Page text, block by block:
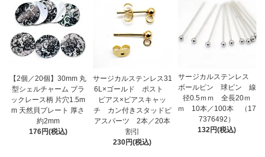
【2個／20個】30mm 丸
型シェルチャーム ブラ
ックレース柄 片穴1.5m
m 天然貝プレート 厚さ
約2mm
176円(税込)
サージカルステンレス31
6L×ゴールド ポスト
ピアス×ピアスキャッ
チ カン付きスタッドピ
アスパーツ 2本／20本
割引
230円(税込)
サージカルステンレス
ボールピン 球ピン 線
径0.5ｍｍ 全長20ｍ
ｍ 10本／100本 （17
7376492）
132円(税込)